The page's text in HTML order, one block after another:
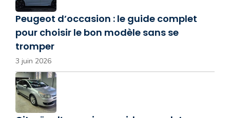
Peugeot d’occasion : le guide complet
pour choisir le bon modèle sans se
tromper
3 juin 2026